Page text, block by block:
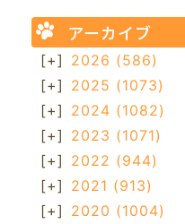
アーカイブ
[+] 2026 (586)
[+] 2025 (1073)
[+] 2024 (1082)
[+] 2023 (1071)
[+] 2022 (944)
[+] 2021 (913)
[+] 2020 (1004)